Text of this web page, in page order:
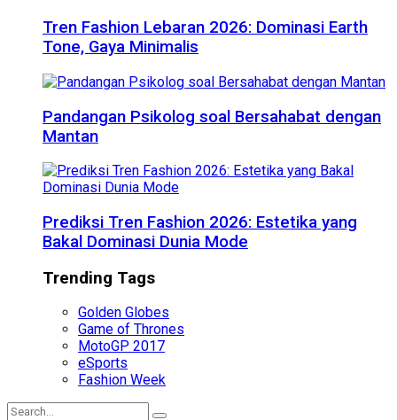
Tren Fashion Lebaran 2026: Dominasi Earth
Tone, Gaya Minimalis
Pandangan Psikolog soal Bersahabat dengan
Mantan
Prediksi Tren Fashion 2026: Estetika yang
Bakal Dominasi Dunia Mode
Trending Tags
Golden Globes
Game of Thrones
MotoGP 2017
eSports
Fashion Week